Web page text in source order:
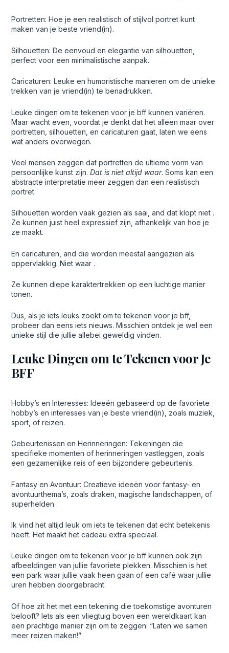
Portretten: Hoe je een realistisch of stijlvol portret kunt
maken van je beste vriend(in).
Silhouetten: De eenvoud en elegantie van silhouetten,
perfect voor een minimalistische aanpak.
Caricaturen: Leuke en humoristische manieren om de unieke
trekken van je vriend(in) te benadrukken.
Leuke dingen om te tekenen voor je bff kunnen variëren.
Maar wacht even, voordat je denkt dat het alleen maar over
portretten, silhouetten, en caricaturen gaat, laten we eens
wat anders overwegen.
Veel mensen zeggen dat portretten de ultieme vorm van
persoonlijke kunst zijn. Dat is niet altijd waar. Soms kan een
abstracte interpretatie meer zeggen dan een realistisch
portret.
Silhouetten worden vaak gezien als saai, and dat klopt niet .
Ze kunnen juist heel expressief zijn, afhankelijk van hoe je
ze maakt.
En caricaturen, and die worden meestal aangezien als
oppervlakkig. Niet waar .
Ze kunnen diepe karaktertrekken op een luchtige manier
tonen.
Dus, als je iets leuks zoekt om te tekenen voor je bff,
probeer dan eens iets nieuws. Misschien ontdek je wel een
unieke stijl die jullie allebei geweldig vinden.
Leuke Dingen om te Tekenen voor Je
BFF
Hobby’s en Interesses: Ideeën gebaseerd op de favoriete
hobby’s en interesses van je beste vriend(in), zoals muziek,
sport, of reizen.
Gebeurtenissen en Herinneringen: Tekeningen die
specifieke momenten of herinneringen vastleggen, zoals
een gezamenlijke reis of een bijzondere gebeurtenis.
Fantasy en Avontuur: Creatieve ideeën voor fantasy- en
avontuurthema’s, zoals draken, magische landschappen, of
superhelden.
Ik vind het altijd leuk om iets te tekenen dat echt betekenis
heeft. Het maakt het cadeau extra speciaal.
Leuke dingen om te tekenen voor je bff kunnen ook zijn
afbeeldingen van jullie favoriete plekken. Misschien is het
een park waar jullie vaak heen gaan of een café waar jullie
uren hebben doorgebracht.
Of hoe zit het met een tekening die toekomstige avonturen
belooft? Iets als een vliegtuig boven een wereldkaart kan
een prachtige manier zijn om te zeggen: “Laten we samen
meer reizen maken!”